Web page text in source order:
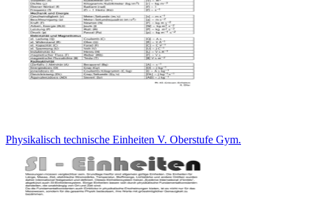
Physikalisch technische Einheiten V. Oberstufe Gym.